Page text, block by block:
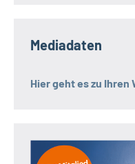
Mediadaten
Hier geht es zu